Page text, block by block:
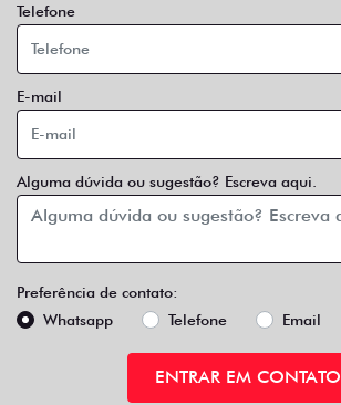
Telefone
E-mail
Alguma dúvida ou sugestão? Escreva aqui.
Preferência de contato:
Whatsapp
Telefone Email
ENTRAR EM CONTATO